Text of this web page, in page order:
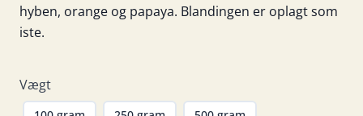
hyben, orange og papaya. Blandingen er oplagt som
iste.
Vægt